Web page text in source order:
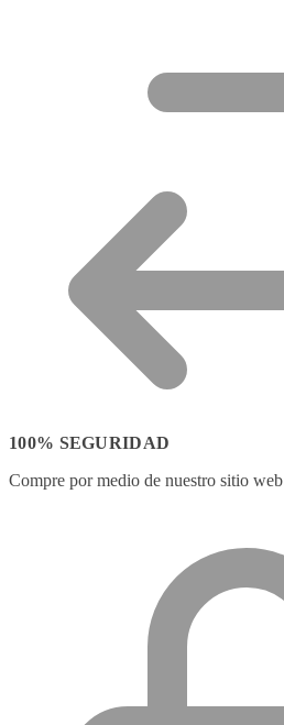
100% SEGURIDAD
Compre por medio de nuestro sitio web